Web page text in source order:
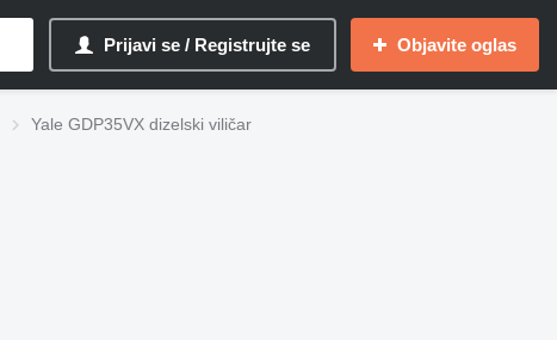
Prijavi se / Registrujte se Objavite oglas
Yale GDP35VX dizelski viličar